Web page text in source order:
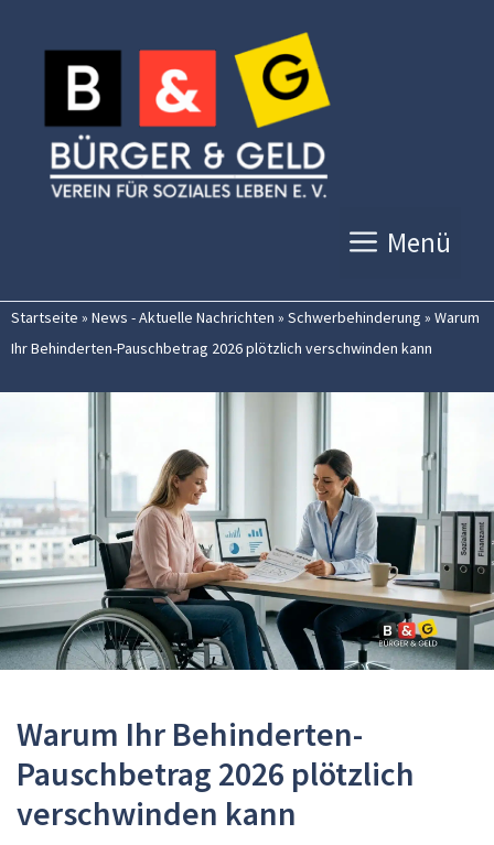
Inhalt
springen
Menü
Startseite » News - Aktuelle Nachrichten » Schwerbehinderung » Warum
Ihr Behinderten-Pauschbetrag 2026 plötzlich verschwinden kann
Warum Ihr Behinderten-
Pauschbetrag 2026 plötzlich
verschwinden kann